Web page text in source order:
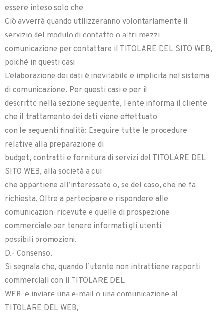
essere inteso solo che
Ciò avverrà quando utilizzeranno volontariamente il
servizio del modulo di contatto o altri mezzi
comunicazione per contattare il TITOLARE DEL SITO WEB,
poiché in questi casi
L’elaborazione dei dati è inevitabile e implicita nel sistema
di comunicazione. Per questi casi e per il
descritto nella sezione seguente, l’ente informa il cliente
che il trattamento dei dati viene effettuato
con le seguenti finalità: Eseguire tutte le procedure
relative alla preparazione di
budget, contratti e fornitura di servizi del TITOLARE DEL
SITO WEB, alla società a cui
che appartiene all’interessato o, se del caso, che ne fa
richiesta. Oltre a partecipare e rispondere alle
comunicazioni ricevute e quelle di prospezione
commerciale per tenere informati gli utenti
possibili promozioni.
D.- Consenso.
Si segnala che, quando l’utente non intrattiene rapporti
commerciali con il TITOLARE DEL
WEB, e inviare una e-mail o una comunicazione al
TITOLARE DEL WEB,